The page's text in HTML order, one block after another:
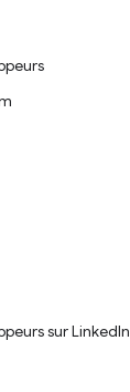
sur LinkedIn